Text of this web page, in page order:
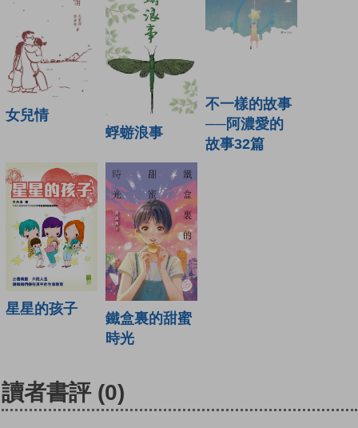
女兒情
蜉蝣浪事
不一樣的故事
──阿濃愛的
故事32篇
星星的孩子
鐵盒裏的甜蜜
時光
讀者書評 (0)